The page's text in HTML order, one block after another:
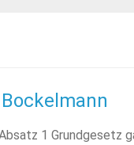
1 Grundgesetz